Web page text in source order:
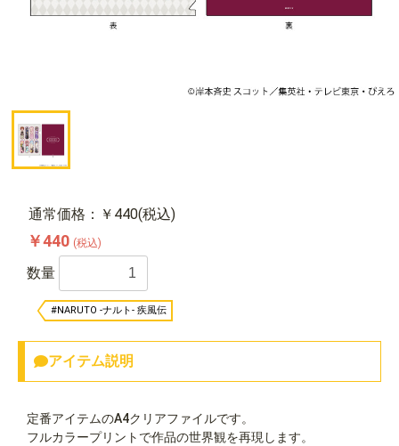
通常価格：￥440(税込)
￥440 (税込)
数量
#NARUTO -ナルト- 疾風伝
アイテム説明
定番アイテムのA4クリアファイルです。
フルカラープリントで作品の世界観を再現します。